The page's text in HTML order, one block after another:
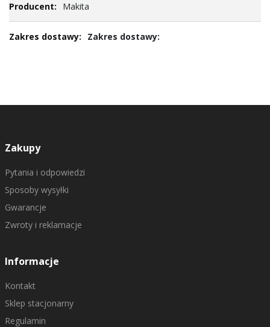
Makita
Zakres dostawy:
Zakupy
Pytania i odpowiedzi
Sposoby wysyłki
Gwarancje
Zwroty i reklamacje
Informacje
Kontakt
Sklep stacjonarny
Regulamin